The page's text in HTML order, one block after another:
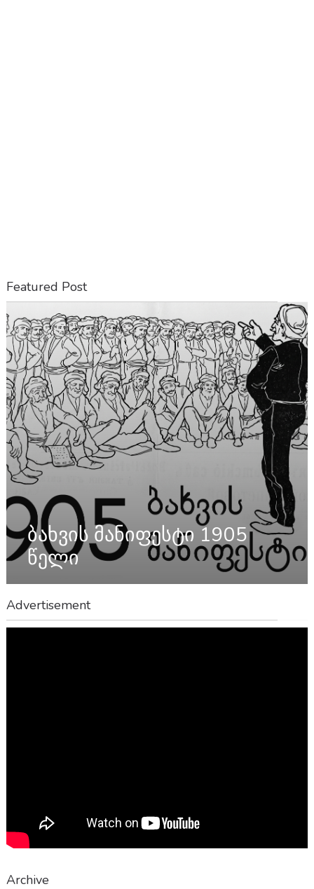
Featured Post
ბახვის მანიფესტი 1905
წელი
Advertisement
Archive